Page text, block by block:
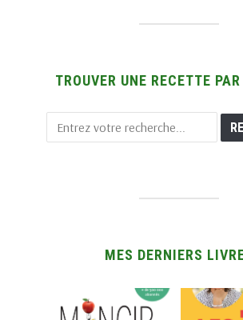
TROUVER UNE RECETTE
MES DERNIERS